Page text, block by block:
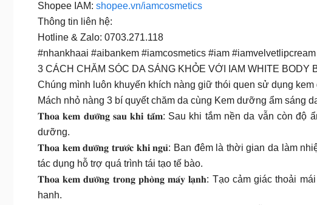
Shopee IAM: shopee.vn/iamcosmetics
Thông tin liên hệ:
Hotline & Zalo: 0703.271.118
#nhankhaai #aibankem #iamcosmetics #iam
3 CÁCH CHĂM SÓC DA SÁNG KHỎE VỚI IAM WHITE BODY
Chúng mình luôn khuyến khích nàng giữ thói quen sử dụng
Mách nhỏ nàng 3 bí quyết chăm da cùng Kem dưỡng ẩm sáng
𝐓𝐡𝐨𝐚 𝐤𝐞𝐦 𝐝𝐮̛𝐨̛̃𝐧𝐠 𝐬𝐚𝐮 𝐤𝐡𝐢 𝐭𝐚̆́𝐦: Sau khi tắm nền da vẫn còn
dưỡng.
𝐓𝐡𝐨𝐚 𝐤𝐞𝐦 𝐝𝐮̛𝐨̛̃𝐧𝐠 𝐭𝐫𝐮̛𝐨̛́𝐜 𝐤𝐡𝐢 𝐧𝐠𝐮̉: Ban đêm là thời gian da làm
tác dụng hỗ trợ quá trình tái tạo tế bào.
𝐓𝐡𝐨𝐚 𝐤𝐞𝐦 𝐝𝐮̛𝐨̛̃𝐧𝐠 𝐭𝐫𝐨𝐧𝐠 𝐩𝐡𝐨̀𝐧𝐠 𝐦𝐚́𝐲 𝐥𝐚̣𝐧𝐡: Tạo cảm giác thoải
hanh.